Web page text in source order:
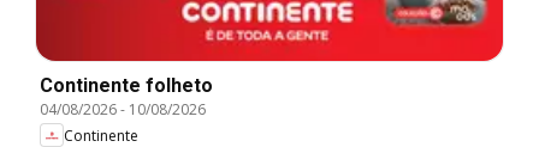
Continente folheto
04/08/2026- 10/08/2026
Continente